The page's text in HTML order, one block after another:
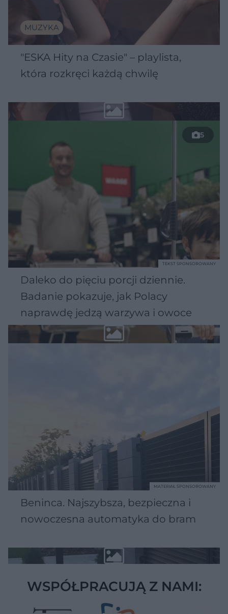
MUZYKA
"ESKA Hity na Czasie" – playlista,
która rozkręci każdą chwilę
5
Daleko do pięciu porcji dziennie.
Badanie pokazuje, jak Polacy
naprawdę jedzą warzywa i owoce
TEKST SPONSOROWANY
Beninca. Najszybsza, bezpieczna i
nowoczesna automatyka do bram
MATERIAŁ SPONSOROWANY
WSPÓŁPRACUJĄ Z NAMI: